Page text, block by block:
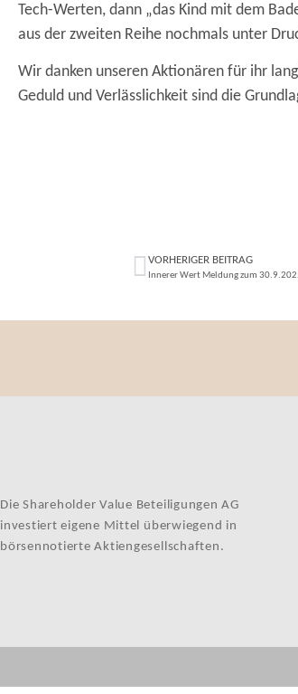
Tech-Werten, dann „das Kind mit dem
aus der zweiten Reihe nochmals unter
Wir danken unseren Aktionären für ihr
Geduld und Verlässlichkeit sind die
VORHERIGER BEITRAG
Innerer Wert Meldung zum
Die Shareholder Value Beteiligungen AG
investiert eigene Mittel überwiegend in
börsennotierte Aktiengesellschaften.